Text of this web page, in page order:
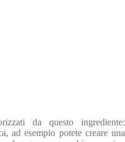
da questo ingrediente:
ad esempio potete creare una